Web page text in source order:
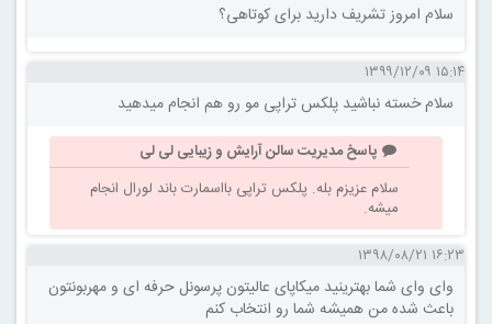
سلام امروز تشریف دارید برای کوتاهی؟
۱۵:۱۴ ۱۳۹۹/۱۲/۰۹
سلام خسته نباشید پلکس تراپی مو رو هم انجام میدهید
پاسخ مدیریت سالن آرایش و زیبایی لی لی
سلام عزیزم بله. پلکس تراپی بااسمارت باند لورال انجام
میشه.
۱۶:۲۳ ۱۳۹۸/۰۸/۲۱
وای وای شما بهترینید میکاپای عالیتون پرسونل حرفه ای و مهربونتون
باعث شده من همیشه شما رو انتخاب کنم